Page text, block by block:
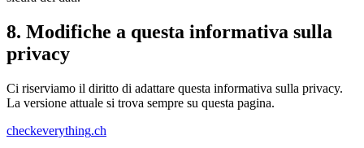
8. Modifiche a questa informativa sulla
privacy
Ci riserviamo il diritto di adattare questa informativa sulla privacy.
La versione attuale si trova sempre su questa pagina.
checkeverything.ch